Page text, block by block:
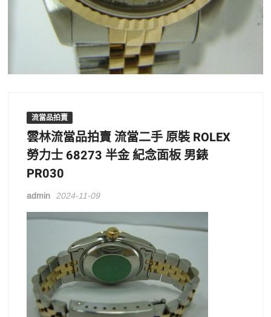
流當品拍賣
雲林流當品拍賣 流當二手 原裝 ROLEX
勞力士 68273 半金 紀念面板 男錶
PR030
admin 2024-11-09